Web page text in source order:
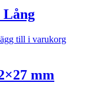
Lång
till i varukorg
mm